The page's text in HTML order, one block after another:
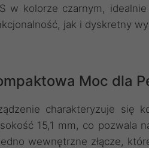
w kolorze czarnym,
jak i dyskretny
Moc dla
charakteryzuje się
15,1 mm, co pozwala
wewnętrzne złącze,